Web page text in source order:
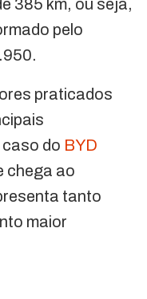
385 km, ou seja,
pelo
praticados
do BYD
chega ao
tanto
maior